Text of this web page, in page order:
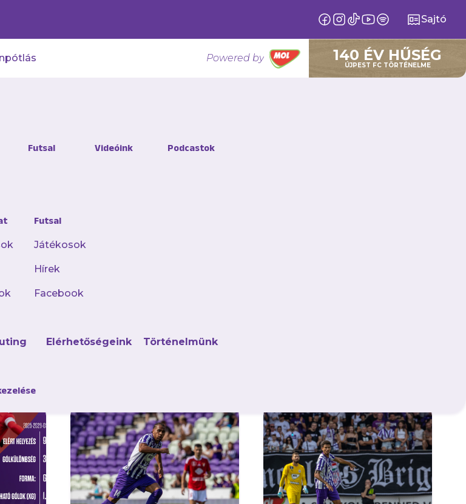
Sajtó
Powered by 140 ÉV HŰSÉG
ÚJPEST FC TÖRTÉNELME
Futsal Videóink Podcastok
Futsal
Játékosok
Hírek
Facebook
Elérhetőségeink Történelmünk
Club 1885 applikációban olvashatod el!